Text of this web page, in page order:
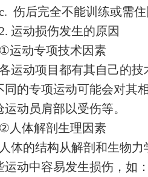
伤后完全不能训练或需住
运动损伤发生的原因
运动专项技术因素
运动项目都有其自己的
同的专项运动可能会对其
运动员肩部以受伤等。
人体解剖生理因素
人体的结构从解剖和生物
运动中容易发生损伤，如